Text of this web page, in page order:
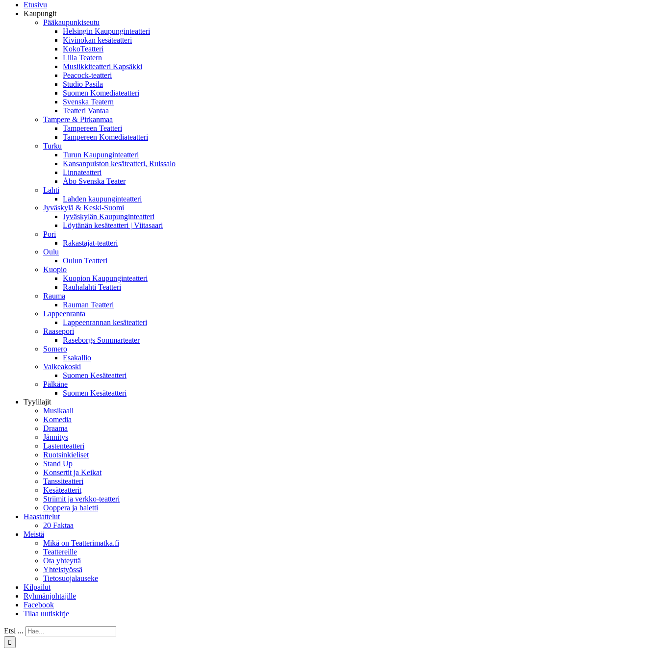
Etusivu
Kaupungit
Pääkaupunkiseutu
Helsingin Kaupunginteatteri
Kivinokan kesäteatteri
KokoTeatteri
Lilla Teatern
Musiikkiteatteri Kapsäkki
Peacock-teatteri
Studio Pasila
Suomen Komediateatteri
Svenska Teatern
Teatteri Vantaa
Tampere & Pirkanmaa
Tampereen Teatteri
Tampereen Komediateatteri
Turku
Turun Kaupunginteatteri
Kansanpuiston kesäteatteri, Ruissalo
Linnateatteri
Åbo Svenska Teater
Lahti
Lahden kaupunginteatteri
Jyväskylä & Keski-Suomi
Jyväskylän Kaupunginteatteri
Löytänän kesäteatteri | Viitasaari
Pori
Rakastajat-teatteri
Oulu
Oulun Teatteri
Kuopio
Kuopion Kaupunginteatteri
Rauhalahti Teatteri
Rauma
Rauman Teatteri
Lappeenranta
Lappeenrannan kesäteatteri
Raasepori
Raseborgs Sommarteater
Somero
Esakallio
Valkeakoski
Suomen Kesäteatteri
Pälkäne
Suomen Kesäteatteri
Tyylilajit
Musikaali
Komedia
Draama
Jännitys
Lastenteatteri
Ruotsinkieliset
Stand Up
Konsertit ja Keikat
Tanssiteatteri
Kesäteatterit
Striimit ja verkko-teatteri
Ooppera ja baletti
Haastattelut
20 Faktaa
Meistä
Mikä on Teatterimatka.fi
Teattereille
Ota yhteyttä
Yhteistyössä
Tietosuojalauseke
Kilpailut
Ryhmänjohtajille
Facebook
Tilaa uutiskirje
Etsi ...